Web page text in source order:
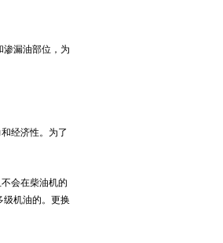
漏油部位，为
经济性。为了
会在柴油机的
级机油的。更换